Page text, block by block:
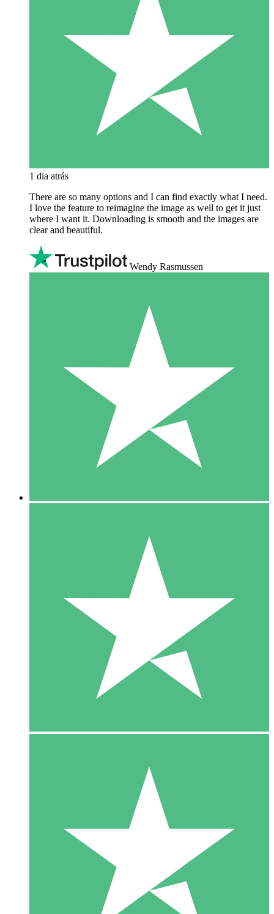
1 dia atrás
There are so many options and I can find exactly what I need.
I love the feature to reimagine the image as well to get it just
where I want it. Downloading is smooth and the images are
clear and beautiful.
Wendy Rasmussen